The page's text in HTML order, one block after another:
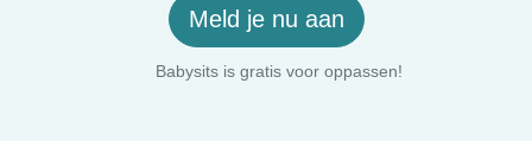
Meld je nu aan
Babysits is gratis voor oppassen!